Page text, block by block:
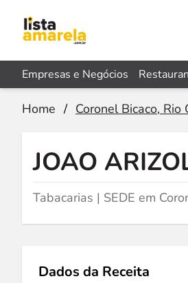
Empresas e Negócios
Home / Coronel Bicaco, Rio
JOAO
Tabacarias | SEDE em
Dados da Receita